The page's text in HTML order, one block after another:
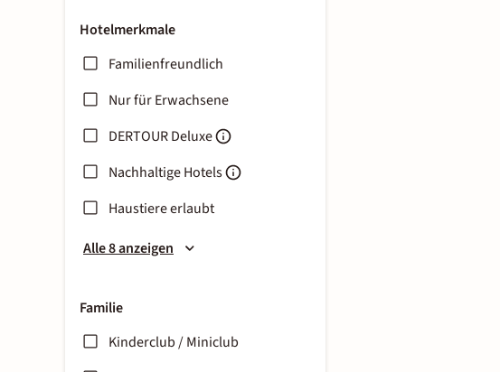
Hotelmerkmale
Familienfreundlich
Nur für Erwachsene
DERTOUR Deluxe
Nachhaltige Hotels
Haustiere erlaubt
Alle 8 anzeigen
Familie
Kinderclub / Miniclub